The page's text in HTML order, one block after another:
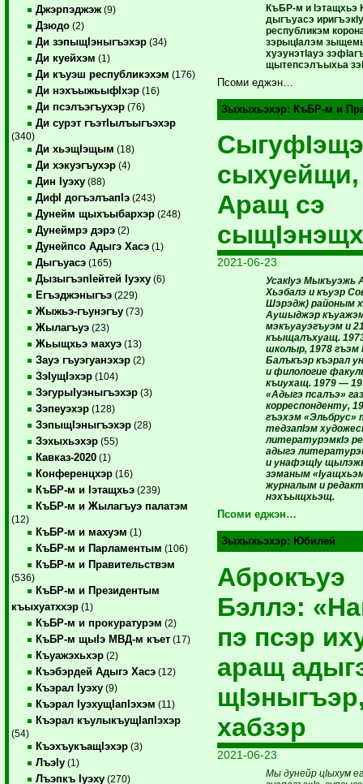
Джэрпэджэж (9)
Дзюдо (2)
Ди зэпыщIэныгъэхэр (34)
Ди куейхэм (1)
Ди къуэш республикэхэм (176)
Ди нэхъыжьыфIхэр (16)
Ди псэлъэгъухэр (76)
Ди сурэт гъэтIылъыгъэхэр
(340)
Ди хьэщIэщым (18)
Ди хэкуэгъухэр (4)
Дин Iуэху (88)
ДифI догъэлъапIэ (243)
Дунейм щыхъыбархэр (248)
Дунеймрэ дэрэ (2)
Дунейпсо Адыгэ Хасэ (1)
Дыгъуасэ (165)
ДызыгъэпIейтей Iуэху (6)
Егъэджэныгъэ (229)
Жыжьэ-гъунэгъу (73)
Жылагъуэ (23)
Жьыщхьэ махуэ (13)
Зауэ гъуэгуанэхэр (2)
ЗэIущIэхэр (104)
ЗэгурыIуэныгъэхэр (3)
Зэпеуэхэр (128)
ЗэпыщIэныгъэхэр (28)
Зэхыхьэхэр (55)
Кавказ-2020 (1)
Конференцхэр (16)
КъБР-м и Iэтащхьэ (239)
КъБР-м и Жылагъуэ палатэм
(12)
КъБР-м и махуэм (1)
КъБР-м и Парламентым (106)
КъБР-м и Правительствэм
(536)
КъБР-м и Президентым
къыхуатххэр (1)
КъБР-м и прокуратурэм (2)
КъБР-м щыIэ МВД-м къет (17)
Къуажэхьхэр (2)
Къэбэрдей Адыгэ Хасэ (12)
Къэрал Iуэху (9)
Къэрал IуэхущIапIэхэм (11)
Къэрал къулыкъущIапIэхэр
(54)
КъэхъукъащIэхэр (3)
ЛъэIу (1)
Лъэпкъ Iуэху (270)
КъБР-м и Iэтащхьэ
дыгъуасэ
республикэм
зэрыцIалэм
хуэунэтIауэ
щытепсэлъыхьа
Псоми еджэн…
Зыхыхьэхэр: КъБР-м и
сыхуейщи,
Аращ сэ
2021-06-23
УсакIуэ Мыкъуэжь
Хьэбалэ и къуэр
Шэрэдж) районым
Аушыджэр
мэкъуауэгъуэм и
къыщалъхуащ.
школыр, 1978 гъэм
Балъкъэр къэрал
и филологие
къиухащ. 1979 —
«Адыгэ псалъэ»
корреспонденту,
гъэхэм «Эльбрус»
тедзапIэм
литературэмкIэ
адыгэ
и унафэщIу
зэманым
журналым и
нэхъыщхьэщ.
Псоми еджэн…
Зыхыхьэхэр: Юбилей
Аброкъуэ
Бэллэ:
пэ псэр
аращ
хабзэр
2021-06-23
Мы дунейр цIыхум